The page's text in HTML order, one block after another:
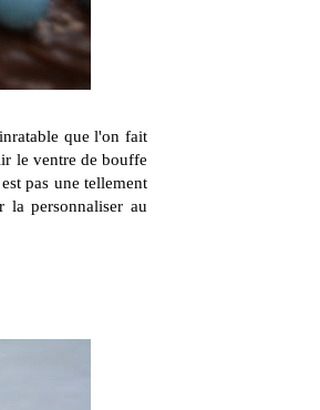
que l'on fait
le ventre de bouffe
pas une tellement
personnaliser au